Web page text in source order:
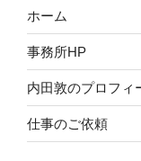
ホーム
事務所HP
内田敦のプロフィ
仕事のご依頼